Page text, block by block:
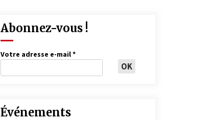
Abonnez-vous !
Votre adresse e-mail*
Événements